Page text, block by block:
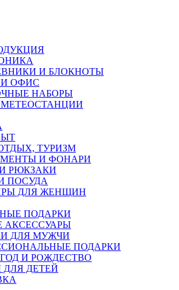
И БЛОКНОТЫ
И ОФИС
НАБОРЫ
ТУРИЗМ
И ФОНАРИ
РЮКЗАКИ
ПОСУДА
ДЛЯ ЖЕНЩИН
ПОДАРКИ
АКСЕССУАРЫ
ДЛЯ МУЖЧИ
ПОДАРКИ
И РОЖДЕСТВО
ДЛЯ ДЕТЕЙ